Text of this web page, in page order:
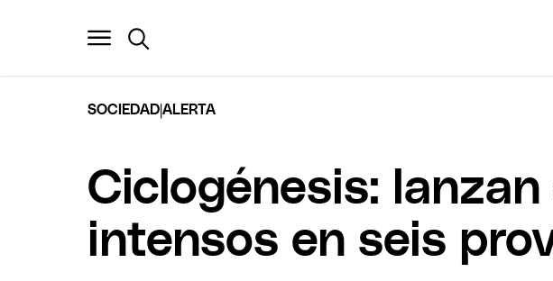
SOCIEDAD|ALERTA
Ciclogénesis:
intensos en seis